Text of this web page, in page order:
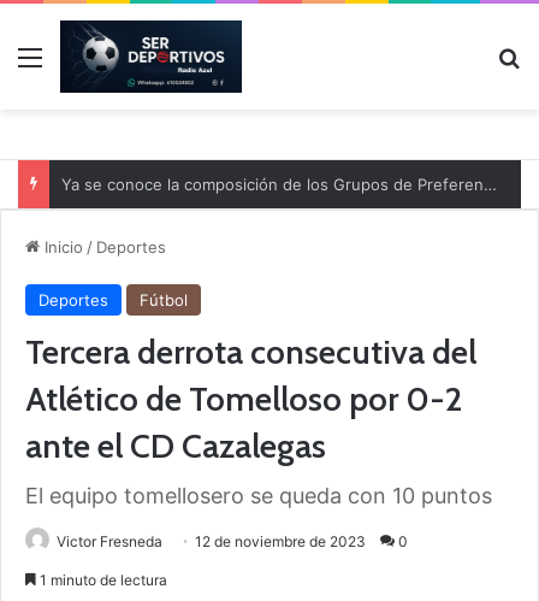
Menú
Ya se conoce la composición de los Grupos de Preferente y el calendario
Inicio / Deportes
Deportes Fútbol
Tercera derrota consecutiva del
Atlético de Tomelloso por 0-2
ante el CD Cazalegas
El equipo tomellosero se queda con 10 puntos
Victor Fresneda 12 de noviembre de 2023 0
1 minuto de lectura